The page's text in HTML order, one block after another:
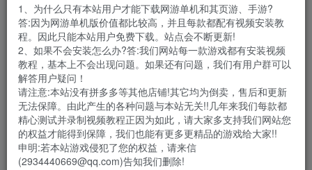
游戏大小 ：450MB
游戏版本：v1.2.2
不需要虚拟机
支持系统 win7、win10、win11
1、为什么只有本站用户才能下载网游单机和其页游、手游?
答:因为网游单机版价值都比较高，并且每款都配有视频安装教
程。因此只能本站用户免费下载。站点会不断更新!
2、如果不会安装怎么办?答:我们网站每一款游戏都有安装视频
教程，基本上不会出现问题。如果还有问题，我们有用户群可以
解答用户疑问！
请注意:本站没有拼多多等其他店铺!其它均为倒卖，售后和更新
无法保障。由此产生的各种问题与本站无关!!几年来我们每款都
精心测试并录制视频教程正因为如此，请大家多支持我们网站您
的权益才能得到保障，我们也能有更多更精品的游戏给大家!!
申明:若本站游戏侵犯了您的权益，请来信
(2934440669@qq.com)告知我们删除!